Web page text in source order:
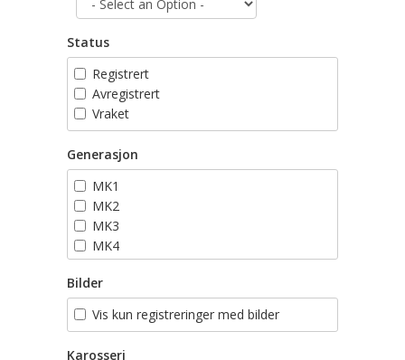
Status
Registrert
Avregistrert
Vraket
Generasjon
MK1
MK2
MK3
MK4
MK5
MK6
MK7
Bilder
Vis kun registreringer med bilder
Karosseri